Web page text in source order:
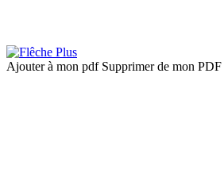
Ajouter à mon pdf Supprimer de mon PDF